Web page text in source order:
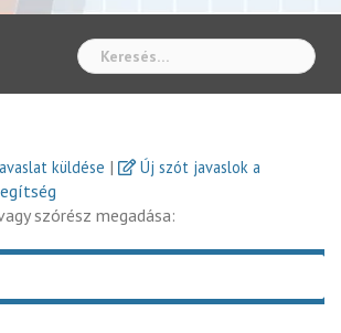
küldése |
Új szót javaslok a
szórész megadása: